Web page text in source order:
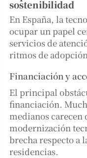
sostenibilidad
En España, la
ocupar un papel
servicios de
ritmos de
Financiación y
El principal
financiación.
medianos
modernización
brecha respecto a
residencias.